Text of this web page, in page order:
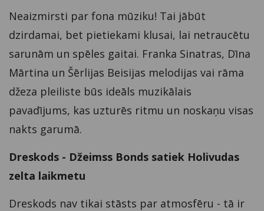
Neaizmirsti par fona mūziku! Tai jābūt
dzirdamai, bet pietiekami klusai, lai netraucētu
sarunām un spēles gaitai. Franka Sinatras, Dīna
Mārtina un Šērlijas Beisijas melodijas vai rāma
džeza pleiliste būs ideāls muzikālais
pavadījums, kas uzturēs ritmu un noskaņu visas
nakts garumā.
Dreskods - Džeimss Bonds satiek Holivudas
zelta laikmetu
Dreskods nav tikai stāsts par atmosfēru - tā ir